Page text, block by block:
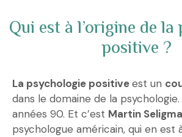
Qui est à l’origine de
positive ?
La psychologie positiveest un
dans le domaine de la
années 90. Et c’est Martin
psychologue américain, qui en est